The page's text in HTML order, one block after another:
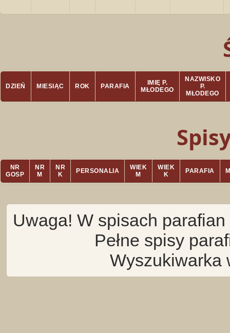
DZIEŃ MIESIĄC ROK PARAFIA
IMIĘ P.
MŁODEGO
NAZWISKO
P.
MŁODEGO
NR
GOSP
NR
M
NR
K
PERSONALIA
WIEK
M
WIEK
K
PARAFIA
Uwaga! W spisach
Pełne spisy
Wyszukiwarka